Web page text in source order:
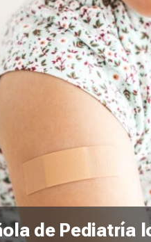
de Pediatría